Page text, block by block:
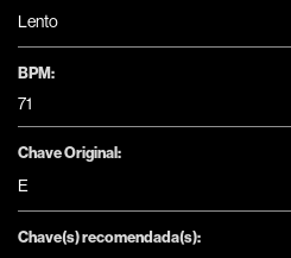
Lento
BPM:
71
Chave Original:
E
Chave(s) recomendada(s):